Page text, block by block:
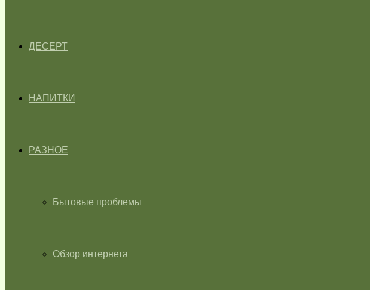
ДЕСЕРТ
НАПИТКИ
РАЗНОЕ
Бытовые проблемы
Обзор интернета